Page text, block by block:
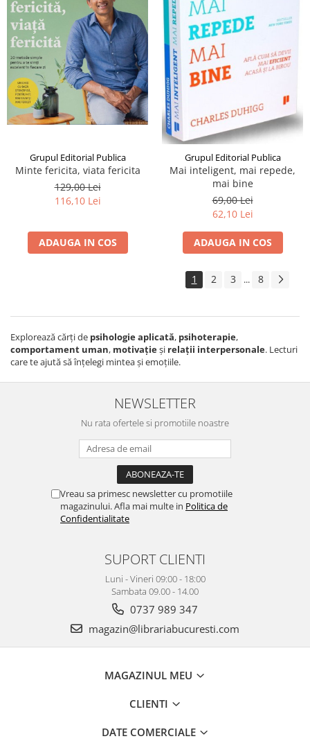
Grupul Editorial Publica
Minte fericita, viata fericita
129,00 Lei
116,10 Lei
ADAUGA IN COS
Grupul Editorial Publica
Mai inteligent, mai repede,
mai bine
69,00 Lei
62,10 Lei
ADAUGA IN COS
1 2 3 ... 8
Explorează cărți de psihologie aplicată, psihoterapie,
comportament uman, motivațieși relații interpersonale. Lecturi
care te ajută să înțelegi mintea și emoțiile.
NEWSLETTER
Nu rata ofertele si promotiile noastre
Vreau sa primesc newsletter cu promotiile
magazinului. Afla mai multe in Politica de
Confidentialitate
SUPORT CLIENTI
Luni - Vineri 09:00 - 18:00
Sambata 09.00 - 14.00
0737 989 347
magazin@librariabucuresti.com
MAGAZINUL MEU
CLIENTI
DATE COMERCIALE